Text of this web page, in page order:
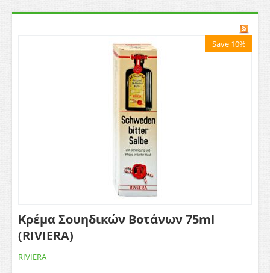
Save 10%
Κρέμα Σουηδικών Βοτάνων 75ml
(RIVIERA)
RIVIERA